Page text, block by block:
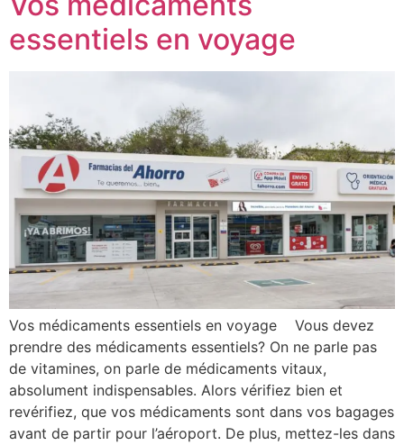
essentiels en voyage
Vos médicaments essentiels en voyage Vous devez
prendre des médicaments essentiels? On ne parle pas
de vitamines, on parle de médicaments vitaux,
absolument indispensables. Alors vérifiez bien et
revérifiez, que vos médicaments sont dans vos bagages
avant de partir pour l’aéroport. De plus, mettez-les dans